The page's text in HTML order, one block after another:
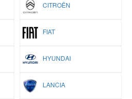
CITROËN
FIAT
HYUNDAI
LANCIA